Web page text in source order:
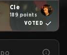
Cle
189 points
VOTED